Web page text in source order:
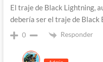
El traje de Black Lightning,
debería ser el traje de Black
0 Responder